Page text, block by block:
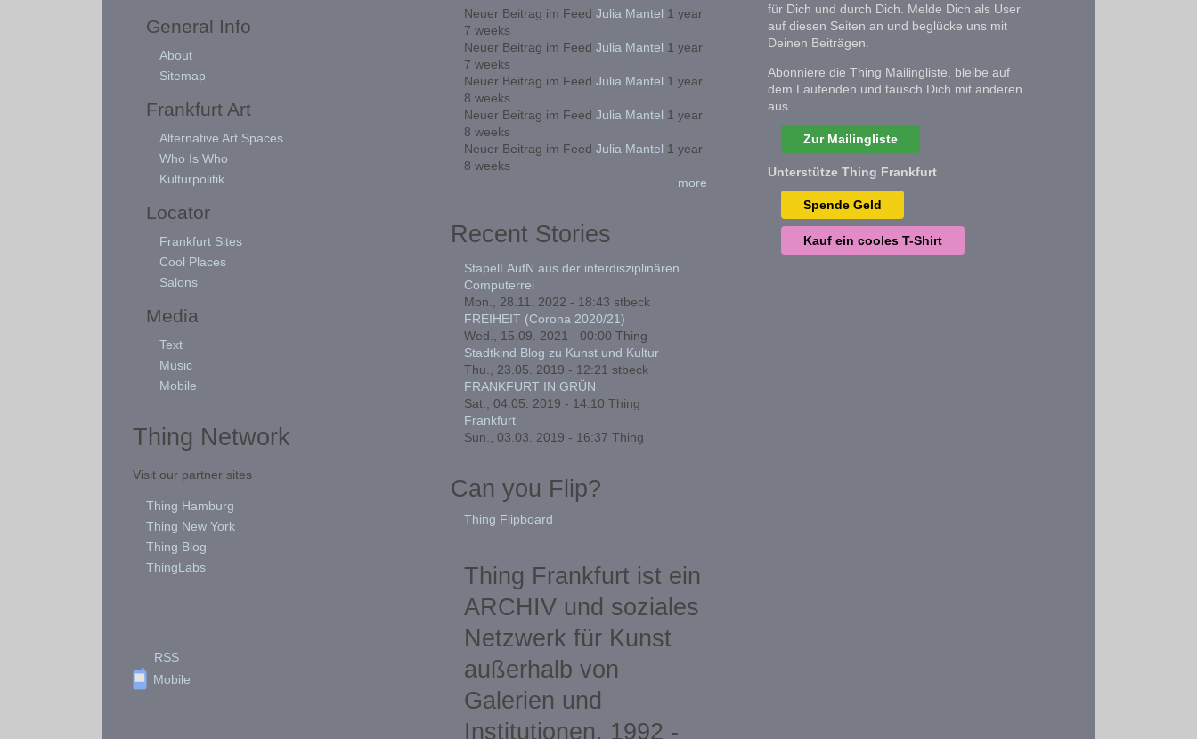
General Info
About
Sitemap
Frankfurt Art
Alternative Art Spaces
Who Is Who
Kulturpolitik
Locator
Frankfurt Sites
Cool Places
Salons
Media
Text
Music
Mobile
Thing Network
Visit our partner sites
Thing Hamburg
Thing New York
Thing Blog
ThingLabs
RSS
Mobile
Neuer Beitrag im Feed Julia Mantel 1 year
7 weeks
Neuer Beitrag im Feed Julia Mantel 1 year
7 weeks
Neuer Beitrag im Feed Julia Mantel 1 year
8 weeks
Neuer Beitrag im Feed Julia Mantel 1 year
8 weeks
Neuer Beitrag im Feed Julia Mantel 1 year
8 weeks
more
Recent Stories
StapelLAufN aus der interdisziplinären
Computerrei
Mon., 28.11. 2022 - 18:43 stbeck
FREIHEIT (Corona 2020/21)
Wed., 15.09. 2021 - 00:00 Thing
Stadtkind Blog zu Kunst und Kultur
Thu., 23.05. 2019 - 12:21 stbeck
FRANKFURT IN GRÜN
Sat., 04.05. 2019 - 14:10 Thing
Frankfurt
Sun., 03.03. 2019 - 16:37 Thing
Can you Flip?
Thing Flipboard
Thing Frankfurt ist ein
ARCHIV und soziales
Netzwerk für Kunst
außerhalb von
Galerien und
Institutionen, 1992 -
für Dich und durch Dich. Melde Dich als User
auf diesen Seiten an und beglücke uns mit
Deinen Beiträgen.
Abonniere die Thing Mailingliste, bleibe auf
dem Laufenden und tausch Dich mit anderen
aus.
Zur Mailingliste
Unterstütze Thing Frankfurt
Spende Geld
Kauf ein cooles T-Shirt